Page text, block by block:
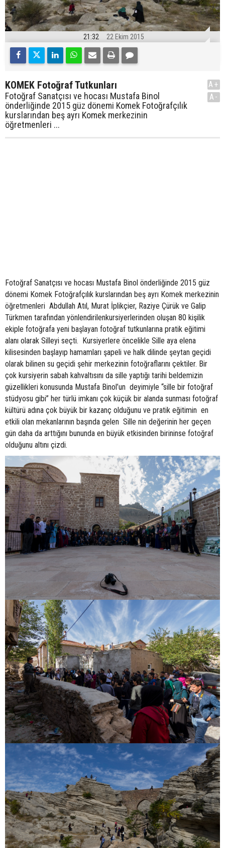
21:32 22 Ekim 2015
KOMEK Fotoğraf Tutkunları
Fotoğraf Sanatçısı ve hocası Mustafa Binol
önderliğinde 2015 güz dönemi Komek Fotoğrafçılık
kurslarından beş ayrı Komek merkezinin
öğretmenleri ...
A+
A-
Fotoğraf Sanatçısı ve hocası Mustafa Binol önderliğinde 2015 güz
dönemi Komek Fotoğrafçılık kurslarından beş ayrı Komek merkezinin
öğretmenleri Abdullah Atıl, Murat İplikçier, Raziye Çürük ve Galip
Türkmen tarafından yönlendirilenkursiyerlerinden oluşan 80 kişilik
ekiple fotoğrafa yeni başlayan fotoğraf tutkunlarına pratik eğitimi
alanı olarak Silleyi seçti. Kursiyerlere öncelikle Sille aya elena
kilisesinden başlayıp hamamları şapeli ve halk dilinde şeytan geçidi
olarak bilinen su geçidi şehir merkezinin fotoğraflarını çektiler. Bir
çok kursiyerin sabah kahvaltısını da sille yaptığı tarihi beldemizin
güzellikleri konusunda Mustafa Binol’un deyimiyle “sille bir fotoğraf
stüdyosu gibi” her türlü imkanı çok küçük bir alanda sunması fotoğraf
kültürü adına çok büyük bir kazanç olduğunu ve pratik eğitimin en
etkili olan mekanlarının başında gelen Sille nin değerinin her geçen
gün daha da arttığını bununda en büyük etkisinden birininse fotoğraf
olduğunu altını çizdi.